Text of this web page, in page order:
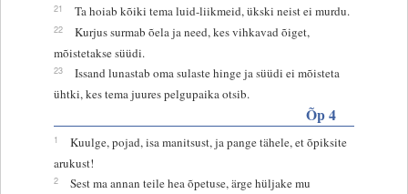
21 Ta hoiab kõiki tema luid-liikmeid, ükski neist ei murdu.
22
Kurjus surmab õela ja need, kes vihkavad õiget,
mõistetakse süüdi.
23
Issand lunastab oma sulaste hinge ja süüdi ei mõisteta
ühtki, kes tema juures pelgupaika otsib.
Õp 4
1
Kuulge, pojad, isa manitsust, ja pange tähele, et õpiksite
arukust!
2
Sest ma annan teile hea õpetuse, ärge hüljake mu